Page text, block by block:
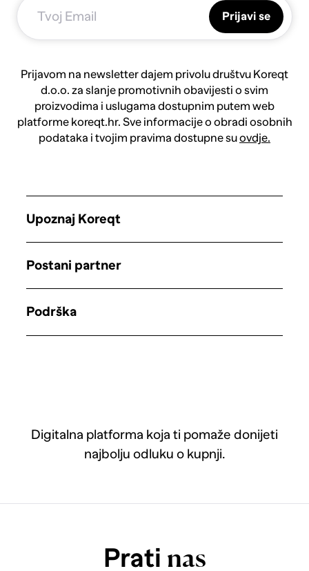
Prijavi se
Prijavom na newsletter dajem privolu društvu Koreqt
d.o.o. za slanje promotivnih obavijesti o svim
proizvodima i uslugama dostupnim putem web
platforme koreqt.hr. Sve informacije o obradi osobnih
podataka i tvojim pravima dostupne suovdje.
Digitalna platforma koja ti pomaže donijeti
najbolju odluku o kupnji.
Upoznaj Koreqt
Postani partner
Podrška
Prati nas